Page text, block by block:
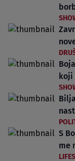
koji
S
me